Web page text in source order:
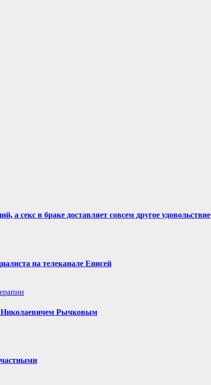
а секс в браке доставляет совсем другое удовольствие
на телеканале Енисей
Николаевичем Рычковым